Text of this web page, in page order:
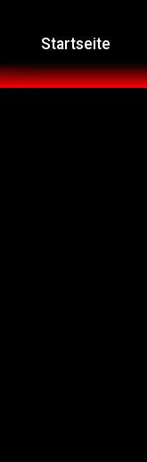
Startseite